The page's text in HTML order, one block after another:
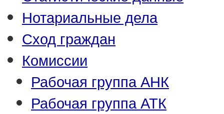
Нотариальные дела
Сход граждан
Комиссии
Рабочая группа АНК
Рабочая группа АТК